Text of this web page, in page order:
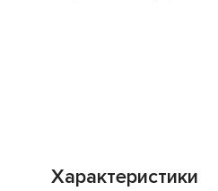
Характеристики